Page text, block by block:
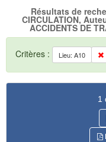
Résultats de
CIRCULATION,
ACCIDENTS DE
Critères : Lieu: A10
1